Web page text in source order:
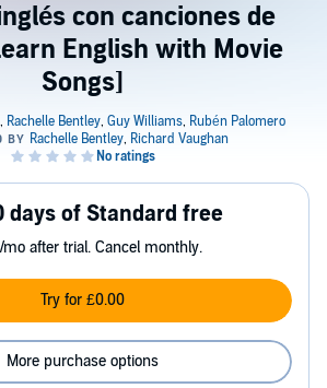
con canciones de
English with Movie
Songs]
days of Standard free
after trial. Cancel monthly.
Try for £0.00
More purchase options